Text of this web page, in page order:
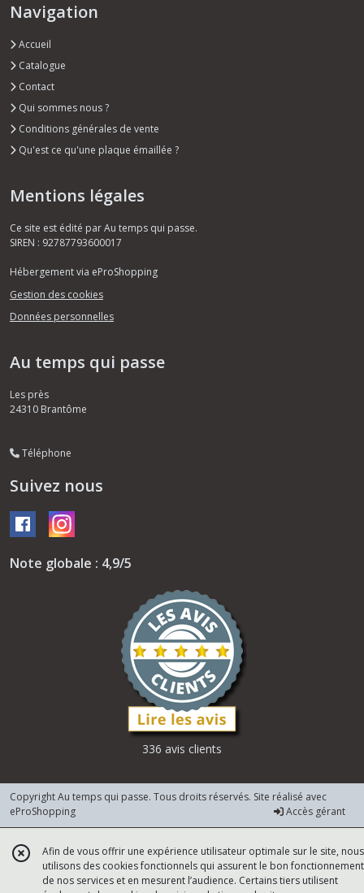
Navigation
Accueil
Catalogue
Contact
Qui sommes nous ?
Conditions générales de vente
Qu'est ce qu'une plaque émaillée ?
Mentions légales
Ce site est édité par Au temps qui passe.
SIREN : 92787793600017
Hébergement via eProShopping
Gestion des cookies
Données personnelles
Au temps qui passe
Les près
24310 Brantôme
Téléphone
Suivez nous
Note globale : 4,9/5
336 avis clients
Copyright Au temps qui passe. Tous droits réservés. Site réalisé avec
eProShopping
Accès gérant
Afin de vous offrir une expérience utilisateur optimale sur le site, nous
utilisons des cookies fonctionnels qui assurent le bon fonctionnement
de nos services et en mesurent l’audience. Certains tiers utilisent